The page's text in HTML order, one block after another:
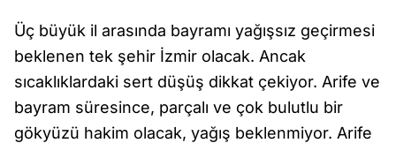
Üç büyük il arasında bayramı yağışsız geçirmesi
beklenen tek şehir İzmir olacak. Ancak
sıcaklıklardaki sert düşüş dikkat çekiyor. Arife ve
bayram süresince, parçalı ve çok bulutlu bir
gökyüzü hakim olacak, yağış beklenmiyor. Arife